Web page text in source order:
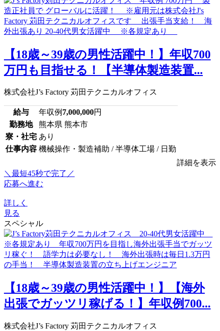
【18歳～39歳の男性活躍中！】年収700
万円も目指せる！【半導体製造装置...
株式会社J’s Factory 苅田テクニカルオフィス
給与 年収例 7,000,000円
勤務地
熊本県 熊本市
寮・社宅 あり
仕事内容 機械操作・製造補助 / 半導体工場 / 日勤
詳細を表示
＼最短45秒で完了／
応募へ進む
詳しく
見る
スペシャル
【18歳～39歳の男性活躍中！】【海外
出張でガッツリ稼げる！】年収例700...
株式会社J’s Factory 苅田テクニカルオフィス